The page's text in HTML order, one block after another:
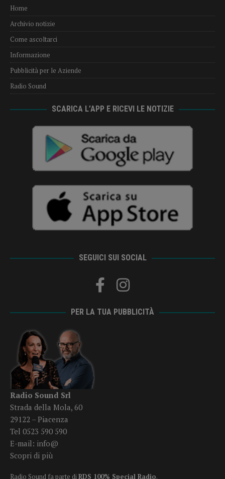
Home
Archivio notizie
Come ascoltarci
Informazione
Pubblicità per le Aziende
Radio Sound
SCARICA L’APP E RICEVI LE NOTIZIE
SEGUICI SUI SOCIAL
PER LA TUA PUBBLICITÀ
Radio Sound Srl
Strada della Mola, 60
29122 – Piacenza
Tel 0523 590 590
E-mail: info@
Scopri di più
Radio Sound fa parte diRDS 100% Special Radio.